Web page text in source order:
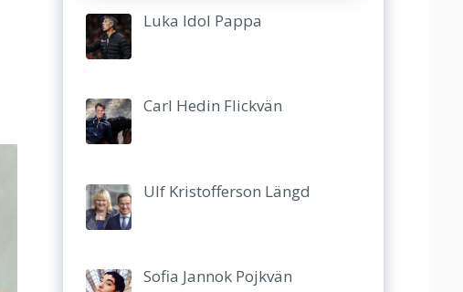
Luka Idol Pappa
Carl Hedin Flickvän
Ulf Kristofferson Längd
Sofia Jannok Pojkvän